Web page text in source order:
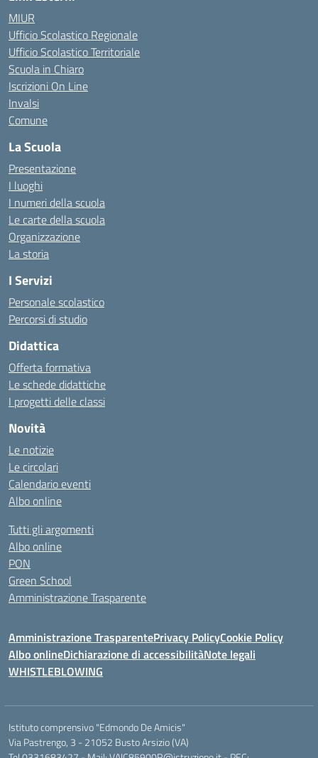
MIUR
Ufficio Scolastico Regionale
Ufficio Scolastico Territoriale
Scuola in Chiaro
Iscrizioni On Line
Invalsi
Comune
La Scuola
Presentazione
I luoghi
I numeri della scuola
Le carte della scuola
Organizzazione
La storia
I Servizi
Personale scolastico
Percorsi di studio
Didattica
Offerta formativa
Le schede didattiche
I progetti delle classi
Novità
Le notizie
Le circolari
Calendario eventi
Albo online
Tutti gli argomenti
Albo online
PON
Green School
Amministrazione Trasparente
Amministrazione TrasparentePrivacy PolicyCookie Policy
Albo onlineDichiarazione di accessibilitàNote legali
WHISTLEBLOWING
Istituto comprensivo "Edmondo De Amicis"
Via Pastrengo, 3 - 21052 Busto Arsizio (VA)